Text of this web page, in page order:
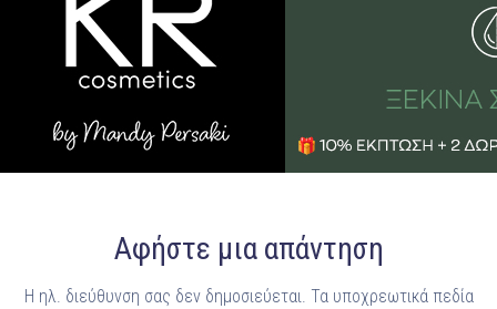
Αφήστε μια απάντηση
Η ηλ. διεύθυνση σας δεν δημοσιεύεται. Τα υποχρεωτικά πεδία